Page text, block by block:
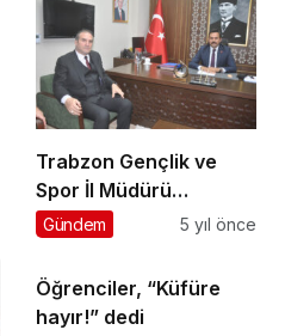
Trabzon Gençlik ve
Spor İl Müdürü
Hayrullah Ozan
ziyaret ve
incelemelerde bulundu
Gündem 5 yıl önce
Öğrenciler, “Küfüre
hayır!” dedi